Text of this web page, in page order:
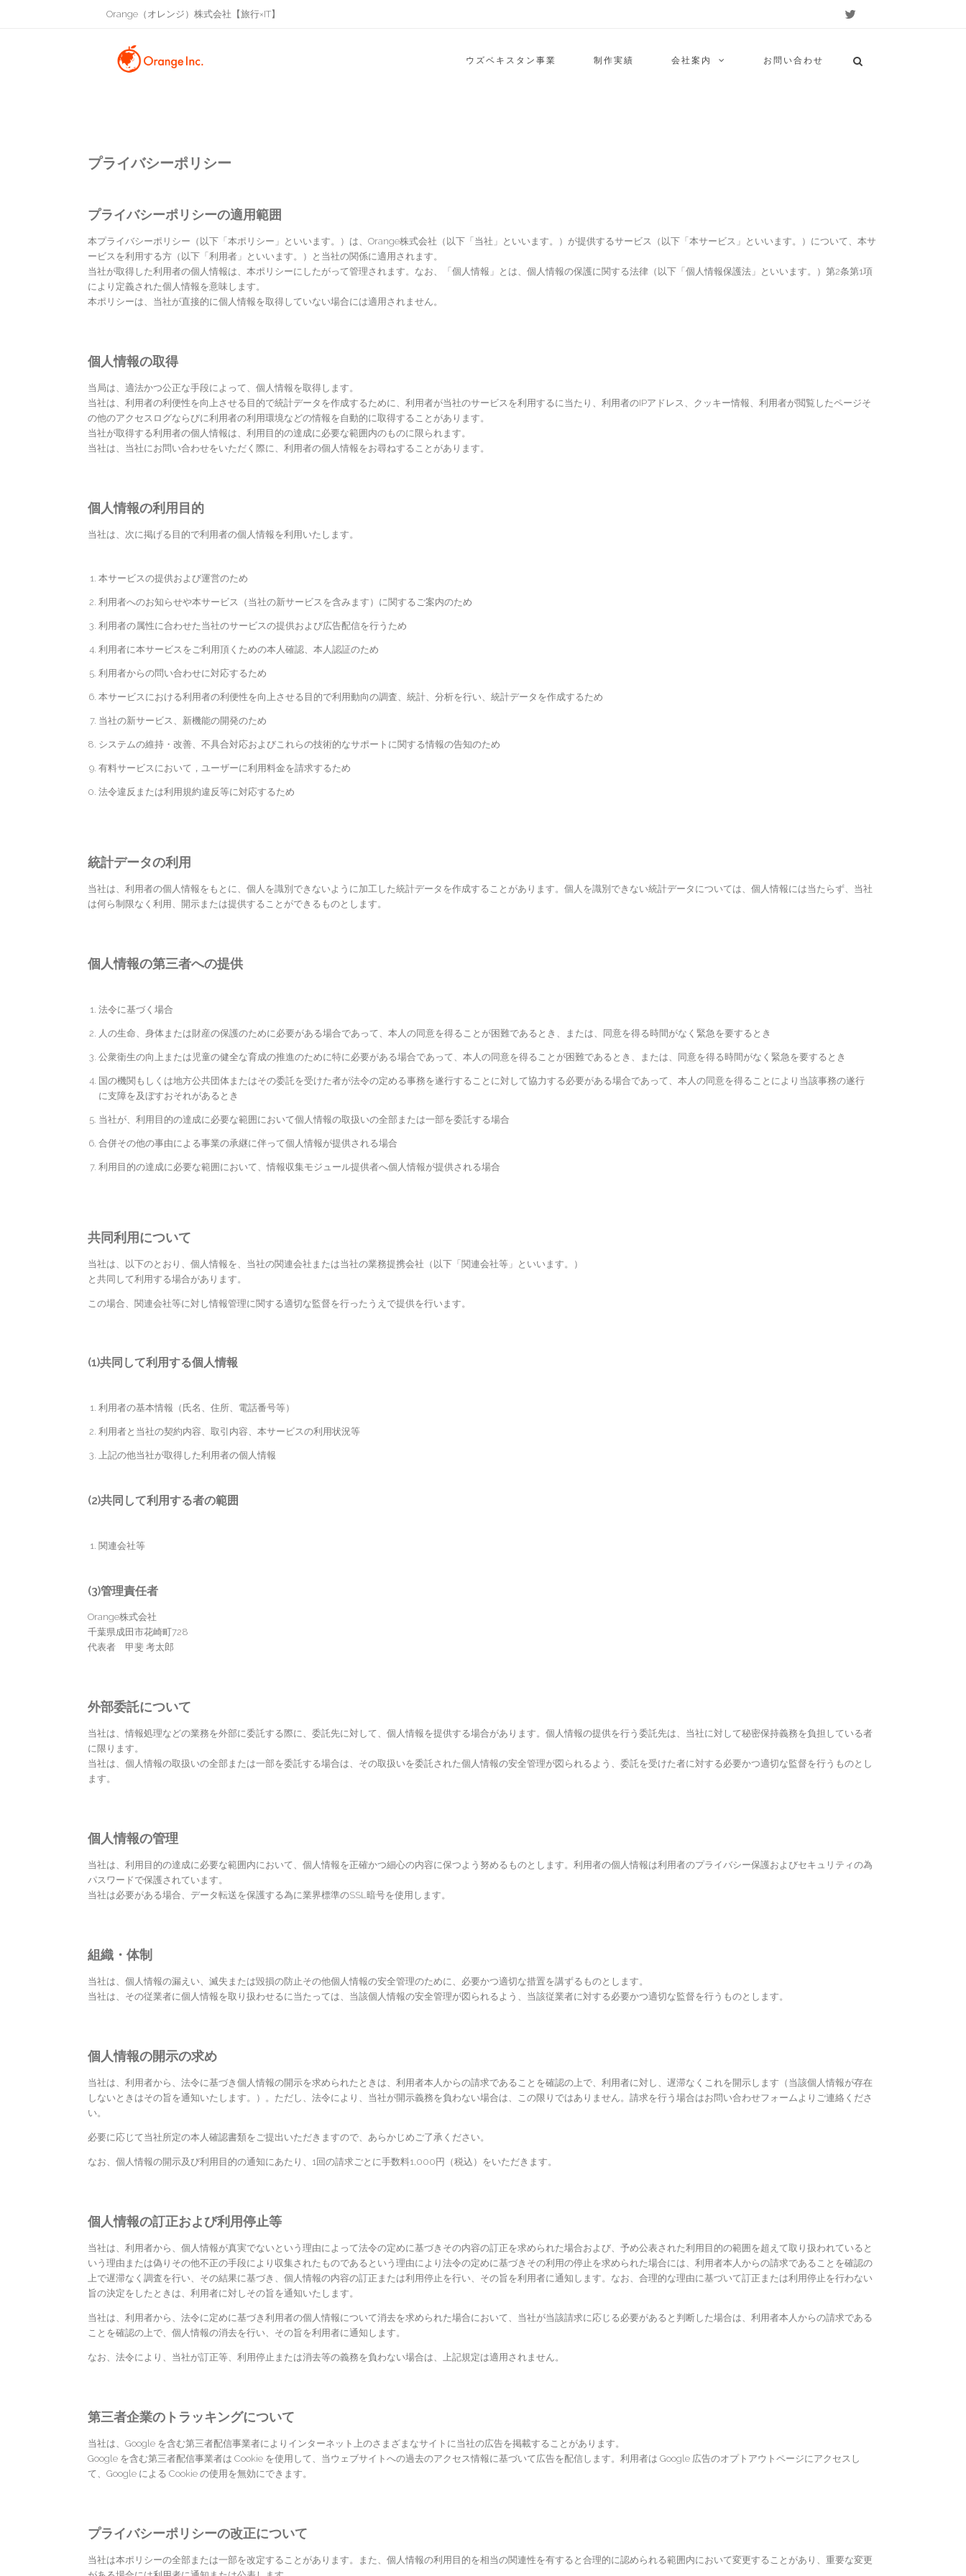
Orange（オレンジ）株式会社【旅行×IT】
ウズベキスタン事業 制作実績 会社案内 お問い合わせ
プライバシーポリシー
プライバシーポリシーの適用範囲
本プライバシーポリシー（以下「本ポリシー」といいます。）は、Orange株式会社（以下「当社」といいます。）が提供するサービス（以下「本サービス」といいます。）について、本サ
ービスを利用する方（以下「利用者」といいます。）と当社の関係に適用されます。
当社が取得した利用者の個人情報は、本ポリシーにしたがって管理されます。なお、「個人情報」とは、個人情報の保護に関する法律（以下「個人情報保護法」といいます。）第2条第1項
により定義された個人情報を意味します。
本ポリシーは、当社が直接的に個人情報を取得していない場合には適用されません。
個人情報の取得
当局は、適法かつ公正な手段によって、個人情報を取得します。
当社は、利用者の利便性を向上させる目的で統計データを作成するために、利用者が当社のサービスを利用するに当たり、利用者のIPアドレス、クッキー情報、利用者が閲覧したページそ
の他のアクセスログならびに利用者の利用環境などの情報を自動的に取得することがあります。
当社が取得する利用者の個人情報は、利用目的の達成に必要な範囲内のものに限られます。
当社は、当社にお問い合わせをいただく際に、利用者の個人情報をお尋ねすることがあります。
個人情報の利用目的
当社は、次に掲げる目的で利用者の個人情報を利用いたします。
本サービスの提供および運営のため
利用者へのお知らせや本サービス（当社の新サービスを含みます）に関するご案内のため
利用者の属性に合わせた当社のサービスの提供および広告配信を行うため
利用者に本サービスをご利用頂くための本人確認、本人認証のため
利用者からの問い合わせに対応するため
本サービスにおける利用者の利便性を向上させる目的で利用動向の調査、統計、分析を行い、統計データを作成するため
当社の新サービス、新機能の開発のため
システムの維持・改善、不具合対応およびこれらの技術的なサポートに関する情報の告知のため
有料サービスにおいて，ユーザーに利用料金を請求するため
法令違反または利用規約違反等に対応するため
統計データの利用
当社は、利用者の個人情報をもとに、個人を識別できないように加工した統計データを作成することがあります。個人を識別できない統計データについては、個人情報には当たらず、当社
は何ら制限なく利用、開示または提供することができるものとします。
個人情報の第三者への提供
法令に基づく場合
人の生命、身体または財産の保護のために必要がある場合であって、本人の同意を得ることが困難であるとき、または、同意を得る時間がなく緊急を要するとき
公衆衛生の向上または児童の健全な育成の推進のために特に必要がある場合であって、本人の同意を得ることが困難であるとき、または、同意を得る時間がなく緊急を要するとき
国の機関もしくは地方公共団体またはその委託を受けた者が法令の定める事務を遂行することに対して協力する必要がある場合であって、本人の同意を得ることにより当該事務の遂行
に支障を及ぼすおそれがあるとき
当社が、利用目的の達成に必要な範囲において個人情報の取扱いの全部または一部を委託する場合
合併その他の事由による事業の承継に伴って個人情報が提供される場合
利用目的の達成に必要な範囲において、情報収集モジュール提供者へ個人情報が提供される場合
共同利用について
当社は、以下のとおり、個人情報を、当社の関連会社または当社の業務提携会社（以下「関連会社等」といいます。）
と共同して利用する場合があります。
この場合、関連会社等に対し情報管理に関する適切な監督を行ったうえで提供を行います。
(1)共同して利用する個人情報
利用者の基本情報（氏名、住所、電話番号等）
利用者と当社の契約内容、取引内容、本サービスの利用状況等
上記の他当社が取得した利用者の個人情報
(2)共同して利用する者の範囲
関連会社等
(3)管理責任者
Orange株式会社
千葉県成田市花崎町728
代表者 甲斐 考太郎
外部委託について
当社は、情報処理などの業務を外部に委託する際に、委託先に対して、個人情報を提供する場合があります。個人情報の提供を行う委託先は、当社に対して秘密保持義務を負担している者
に限ります。
当社は、個人情報の取扱いの全部または一部を委託する場合は、その取扱いを委託された個人情報の安全管理が図られるよう、委託を受けた者に対する必要かつ適切な監督を行うものとし
ます。
個人情報の管理
当社は、利用目的の達成に必要な範囲内において、個人情報を正確かつ細心の内容に保つよう努めるものとします。利用者の個人情報は利用者のプライバシー保護およびセキュリティの為
パスワードで保護されています。
当社は必要がある場合、データ転送を保護する為に業界標準のSSL暗号を使用します。
組織・体制
当社は、個人情報の漏えい、滅失または毀損の防止その他個人情報の安全管理のために、必要かつ適切な措置を講ずるものとします。
当社は、その従業者に個人情報を取り扱わせるに当たっては、当該個人情報の安全管理が図られるよう、当該従業者に対する必要かつ適切な監督を行うものとします。
個人情報の開示の求め
当社は、利用者から、法令に基づき個人情報の開示を求められたときは、利用者本人からの請求であることを確認の上で、利用者に対し、遅滞なくこれを開示します（当該個人情報が存在
しないときはその旨を通知いたします。）。ただし、法令により、当社が開示義務を負わない場合は、この限りではありません。請求を行う場合はお問い合わせフォームよりご連絡くださ
い。
必要に応じて当社所定の本人確認書類をご提出いただきますので、あらかじめご了承ください。
なお、個人情報の開示及び利用目的の通知にあたり、1回の請求ごとに手数料1,000円（税込）をいただきます。
個人情報の訂正および利用停止等
当社は、利用者から、個人情報が真実でないという理由によって法令の定めに基づきその内容の訂正を求められた場合および、予め公表された利用目的の範囲を超えて取り扱われていると
いう理由または偽りその他不正の手段により収集されたものであるという理由により法令の定めに基づきその利用の停止を求められた場合には、利用者本人からの請求であることを確認の
上で遅滞なく調査を行い、その結果に基づき、個人情報の内容の訂正または利用停止を行い、その旨を利用者に通知します。なお、合理的な理由に基づいて訂正または利用停止を行わない
旨の決定をしたときは、利用者に対しその旨を通知いたします。
当社は、利用者から、法令に定めに基づき利用者の個人情報について消去を求められた場合において、当社が当該請求に応じる必要があると判断した場合は、利用者本人からの請求である
ことを確認の上で、個人情報の消去を行い、その旨を利用者に通知します。
なお、法令により、当社が訂正等、利用停止または消去等の義務を負わない場合は、上記規定は適用されません。
第三者企業のトラッキングについて
当社は、Google を含む第三者配信事業者によりインターネット上のさまざまなサイトに当社の広告を掲載することがあります。
Google を含む第三者配信事業者は Cookie を使用して、当ウェブサイトへの過去のアクセス情報に基づいて広告を配信します。利用者は Google 広告のオプトアウトページにアクセスし
て、Google による Cookie の使用を無効にできます。
プライバシーポリシーの改正について
当社は本ポリシーの全部または一部を改定することがあります。また、個人情報の利用目的を相当の関連性を有すると合理的に認められる範囲内において変更することがあり、重要な変更